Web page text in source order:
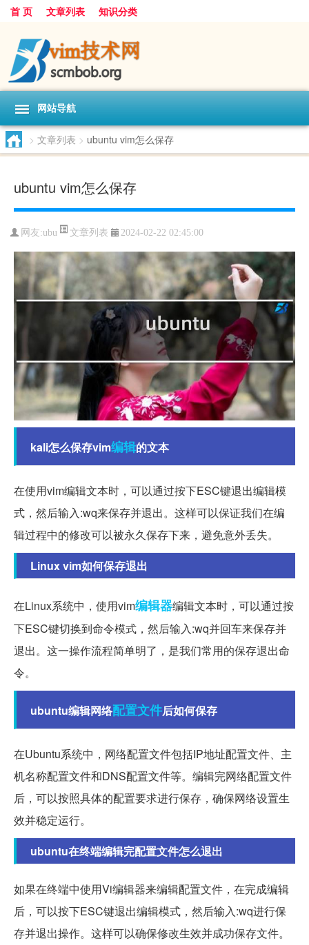
首 页 文章列表 知识分类
网站导航
> 文章列表 > ubuntu vim怎么保存
ubuntu vim怎么保存
网友:ubu 文章列表 2024-02-22 02:45:00
kali怎么保存vim编辑的文本
在使用vim编辑文本时，可以通过按下ESC键退出编辑模
式，然后输入:wq来保存并退出。这样可以保证我们在编
辑过程中的修改可以被永久保存下来，避免意外丢失。
Linux vim如何保存退出
在Linux系统中，使用vim编辑器编辑文本时，可以通过按
下ESC键切换到命令模式，然后输入:wq并回车来保存并
退出。这一操作流程简单明了，是我们常用的保存退出命
令。
ubuntu编辑网络配置文件后如何保存
在Ubuntu系统中，网络配置文件包括IP地址配置文件、主
机名称配置文件和DNS配置文件等。编辑完网络配置文件
后，可以按照具体的配置要求进行保存，确保网络设置生
效并稳定运行。
ubuntu在终端编辑完配置文件怎么退出
如果在终端中使用Vi编辑器来编辑配置文件，在完成编辑
后，可以按下ESC键退出编辑模式，然后输入:wq进行保
存并退出操作。这样可以确保修改生效并成功保存文件。